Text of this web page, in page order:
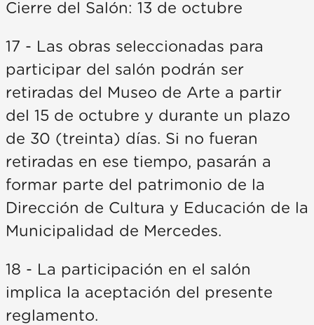
Cierre del Salón: 13 de octubre
17 - Las obras seleccionadas para
participar del salón podrán ser
retiradas del Museo de Arte a partir
del 15 de octubre y durante un plazo
de 30 (treinta) días. Si no fueran
retiradas en ese tiempo, pasarán a
formar parte del patrimonio de la
Dirección de Cultura y Educación de la
Municipalidad de Mercedes.
18 - La participación en el salón
implica la aceptación del presente
reglamento.